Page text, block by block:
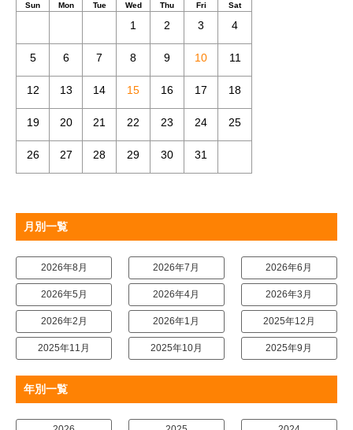
Sun Mon Tue Wed Thu Fri Sat
1 2 3 4
5 6 7 8 9 10 11
12 13 14 15 16 17 18
19 20 21 22 23 24 25
26 27 28 29 30 31
月別一覧
2026年8月 2026年7月 2026年6月
2026年5月 2026年4月 2026年3月
2026年2月 2026年1月 2025年12月
2025年11月 2025年10月 2025年9月
年別一覧